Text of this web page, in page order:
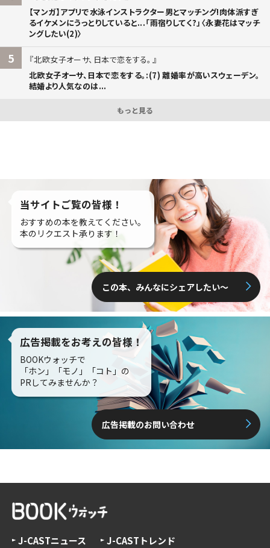
【マンガ】アプリで水泳インストラクター男とマッチング!肉体派すぎ
るイケメンにうっとりしていると...「雨宿りしてく?」〈永妻花はマッチ
ングしたい(2)〉
5
北欧女子オーサ、日本で恋をする。
北欧女子オーサ、日本で恋をする。:(7) 離婚率が高いスウェーデン。
結婚より人気なのは...
もっと見る
当サイトご覧の皆様！
おすすめの本を教えてください。
本のリクエスト承ります！
この本、みんなにシェアしたい〜
広告掲載をお考えの皆様！
BOOKウォッチで
「ホン」「モノ」「コト」の
PRしてみませんか？
広告掲載のお問い合わせ
J-CASTニュース
J-CASTトレンド